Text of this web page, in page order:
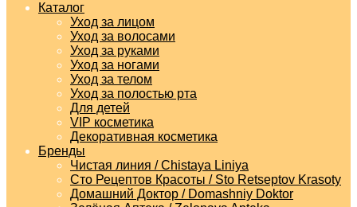
Каталог
Уход за лицом
Уход за волосами
Уход за руками
Уход за ногами
Уход за телом
Уход за полостью рта
Для детей
VIP косметика
Декоративная косметика
Бренды
Чистая линия / Chistaya Liniya
Сто Рецептов Красоты / Sto Retseptov Krasoty
Домашний Доктор / Domashniy Doktor